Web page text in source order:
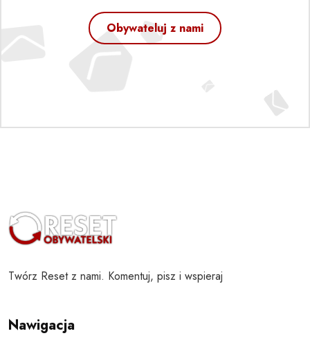
Obywateluj z nami
Twórz Reset z nami. Komentuj, pisz i wspieraj
Nawigacja